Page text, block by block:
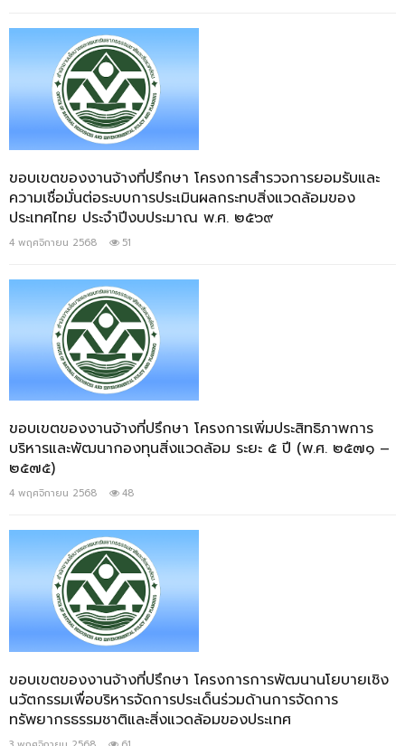
ขอบเขตของงานจ้างที่ปรึกษา โครงการสำรวจการยอมรับและ
ความเชื่อมั่นต่อระบบการประเมินผลกระทบสิ่งแวดล้อมของ
ประเทศไทย ประจำปีงบประมาณ พ.ศ. ๒๕๖๙
4 พฤศจิกายน 2568 51
ขอบเขตของงานจ้างที่ปรึกษา โครงการเพิ่มประสิทธิภาพการ
บริหารและพัฒนากองทุนสิ่งแวดล้อม ระยะ ๕ ปี (พ.ศ. ๒๕๗๑ –
๒๕๗๕)
4 พฤศจิกายน 2568 48
ขอบเขตของงานจ้างที่ปรึกษา โครงการการพัฒนานโยบายเชิง
นวัตกรรมเพื่อบริหารจัดการประเด็นร่วมด้านการจัดการ
ทรัพยากรธรรมชาติและสิ่งแวดล้อมของประเทศ